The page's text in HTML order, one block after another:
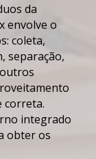
da
envolve o
coleta,
separação,
correta.
integrado
obter os